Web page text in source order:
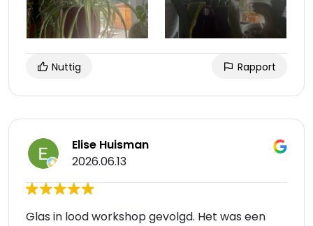
Nuttig Rapport
Elise Huisman
2026.06.13
Glas in lood workshop gevolgd. Het was een